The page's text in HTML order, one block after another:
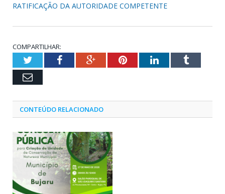
RATIFICAÇÃO DA AUTORIDADE COMPETENTE
COMPARTILHAR:
TwitterFacebookGoogle+PinterestLinkedInTumblr
Email
CONTEÚDO RELACIONADO